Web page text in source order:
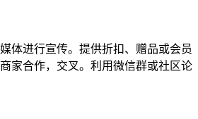
体进行宣传。提供折扣、赠品或会员
家合作，交叉。利用微信群或社区论